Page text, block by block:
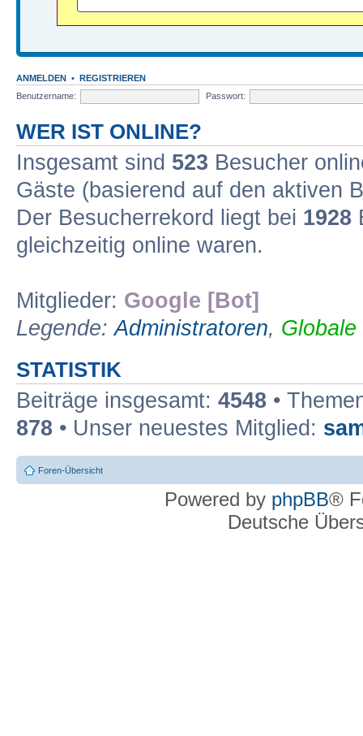
ANMELDEN • REGISTRIEREN
Benutzername:
Passwort:
WER IST ONLINE?
Insgesamt sind 523 Besucher
Gäste (basierend auf den aktiven
Der Besucherrekord liegt bei 1928
gleichzeitig online waren.
Mitglieder: Google [Bot]
Legende:Administratoren,
STATISTIK
Beiträge insgesamt: 4548 •
878 • Unser neuestes Mitglied:
Foren-Übersicht
Powered by phpBB®
Deutsche